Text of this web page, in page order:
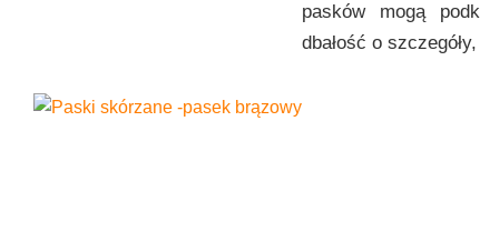
pasków mogą
dbałość o